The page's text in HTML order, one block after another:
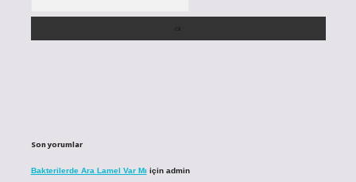
Son yorumlar
Bakterilerde Ara Lamel Var Mı için admin